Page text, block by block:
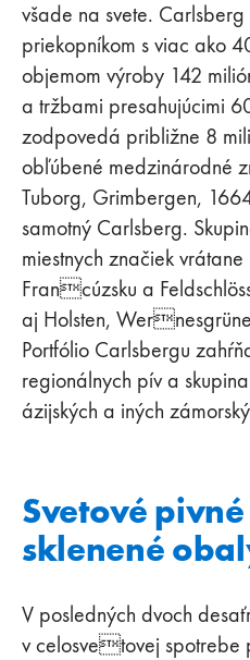
všade na svete.
priekopníkom s viac ako
objemom výroby 142
a tržbami presahujúcimi
zodpovedá približne 8
obľúbené medzinárodné
Tuborg, Grimbergen,
samotný Carlsberg.
miestnych značiek
Francúzsku a
aj Holsten,
Portfólio Carlsbergu
regionálnych pív a
ázijských a iných
Svetové
sklenené
V posledných dvoch
v celosvetovej spotrebe